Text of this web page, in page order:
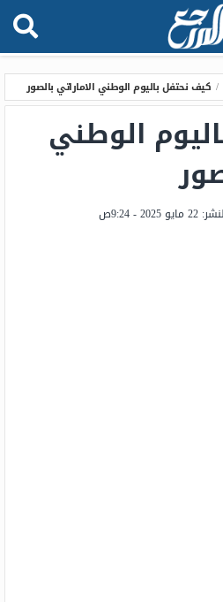
/ كيف نحتفل باليوم الوطني الاماراتي بالصور
الوطني
22 مايو 2025 - 9:24ص